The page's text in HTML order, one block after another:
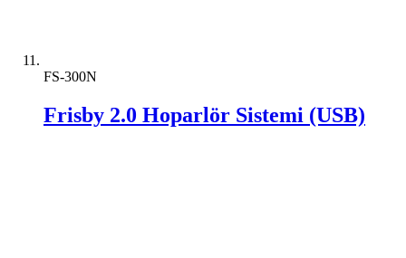
FS-300N
Frisby 2.0 Hoparlör Sistemi (USB)